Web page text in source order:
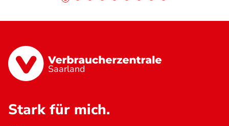
Saarland
Stark für mich.